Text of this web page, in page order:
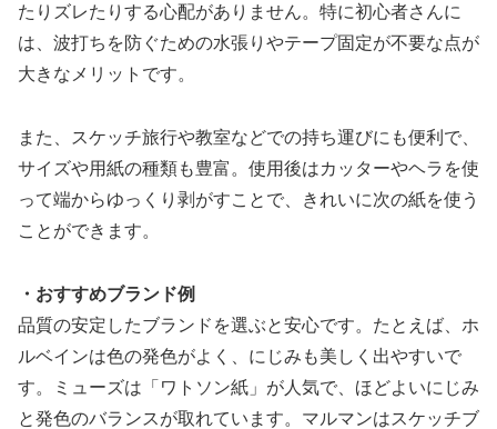
たりズレたりする心配がありません。特に初心者さんに
は、波打ちを防ぐための水張りやテープ固定が不要な点が
大きなメリットです。
また、スケッチ旅行や教室などでの持ち運びにも便利で、
サイズや用紙の種類も豊富。使用後はカッターやヘラを使
って端からゆっくり剥がすことで、きれいに次の紙を使う
ことができます。
・おすすめブランド例
品質の安定したブランドを選ぶと安心です。たとえば、ホ
ルベインは色の発色がよく、にじみも美しく出やすいで
す。ミューズは「ワトソン紙」が人気で、ほどよいにじみ
と発色のバランスが取れています。マルマンはスケッチブ